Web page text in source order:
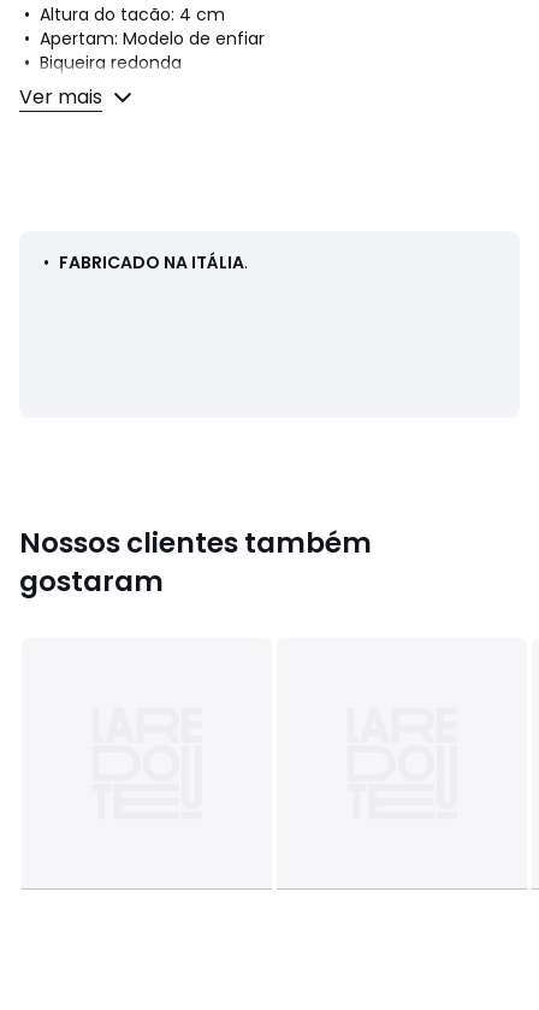
• Altura do tacão: 4 cm
• Apertam: Modelo de enfiar
• Biqueira redonda
Composição e cuidados
Ver mais
• FABRICADO NA ITÁLIA.
Nossos clientes também
gostaram